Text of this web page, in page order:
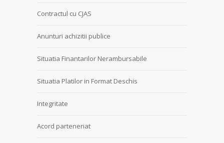
Contractul cu CJAS
Anunturi achizitii publice
Situatia Finantarilor Nerambursabile
Situatia Platilor in Format Deschis
Integritate
Acord parteneriat